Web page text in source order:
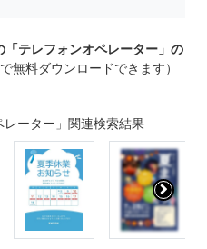
テレフォンオペレーター」の
無料ダウンロードできます）
ーター」関連検索結果